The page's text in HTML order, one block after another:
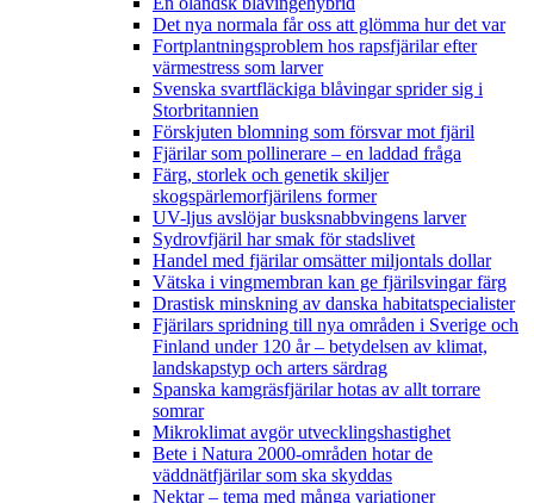
Det nya normala får oss att glömma hur det var
Fortplantningsproblem hos rapsfjärilar efter
värmestress som larver
Svenska svartfläckiga blåvingar sprider sig i
Storbritannien
Förskjuten blomning som försvar mot fjäril
Fjärilar som pollinerare – en laddad fråga
Färg, storlek och genetik skiljer
skogspärlemorfjärilens former
UV-ljus avslöjar busksnabbvingens larver
Sydrovfjäril har smak för stadslivet
Handel med fjärilar omsätter miljontals dollar
Vätska i vingmembran kan ge fjärilsvingar färg
Drastisk minskning av danska habitatspecialister
Fjärilars spridning till nya områden i Sverige och
Finland under 120 år– betydelsen av klimat,
landskapstyp och arters särdrag
Spanska kamgräsfjärilar hotas av allt torrare
somrar
Mikroklimat avgör utvecklingshastighet
Bete i Natura 2000-områden hotar de
väddnätfjärilar som ska skyddas
Nektar – tema med många variationer